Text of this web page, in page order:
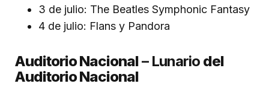
3 de julio: The Beatles Symphonic Fantasy
4 de julio: Flans y Pandora
Auditorio Nacional– Lunario del
Auditorio Nacional